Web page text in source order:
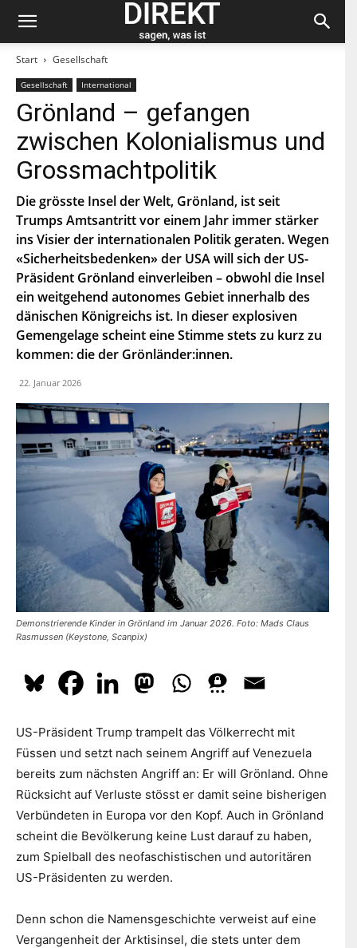
Start Gesellschaft
Gesellschaft International
Grönland – gefangen
zwischen Kolonialismus und
Grossmachtpolitik
Die grösste Insel der Welt, Grönland, ist seit
Trumps Amtsantritt vor einem Jahr immer stärker
ins Visier der internationalen Politik geraten. Wegen
«Sicherheitsbedenken» der USA will sich der US-
Präsident Grönland einverleiben – obwohl die Insel
ein weitgehend autonomes Gebiet innerhalb des
dänischen Königreichs ist. In dieser explosiven
Gemengelage scheint eine Stimme stets zu kurz zu
kommen: die der Grönländer:innen.
22. Januar 2026
Demonstrierende Kinder in Grönland im Januar 2026. Foto: Mads Claus
Rasmussen (Keystone, Scanpix)
US-Präsident Trump trampelt das Völkerrecht mit
Füssen und setzt nach seinem Angriff auf Venezuela
bereits zum nächsten Angriff an: Er will Grönland. Ohne
Rücksicht auf Verluste stösst er damit seine bisherigen
Verbündeten in Europa vor den Kopf. Auch in Grönland
scheint die Bevölkerung keine Lust darauf zu haben,
zum Spielball des neofaschistischen und autoritären
US-Präsidenten zu werden.
Denn schon die Namensgeschichte verweist auf eine
Vergangenheit der Arktisinsel, die stets unter dem
Bleiben Sie auf dem neuesten Stand und
abonnieren Sie unseren «direkt»-Newsletter.
o
r
n
a
m
N
a
c
h
n
a
m
e
E
-
M
a
i
l
*
P
L
Z
Indem Du Dich zum Newsletter einschreibst, stimmst Du
zu, dass die SP Dich auf dem Laufenden halten darf. Mehr
dazuhier.
ABONNIEREN